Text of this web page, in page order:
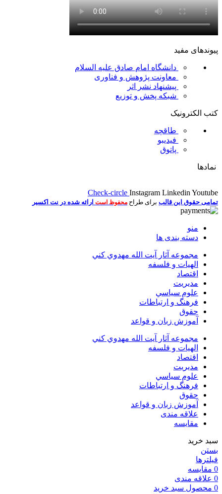
پیوندهای مفید
دانشگاه امام صادق علیه السلام
معاونت پژوهش و فناوری
پیشنهاد نشر اثر
شبکه پخش و توزیع
کتب الکترونیک
طاقچه
فیدیبو
پاتوق
نمادها
Check-circle Instagram Linkedin Youtube
تمامی حقوق این قالب برای طراح محفوظ است ارائه شده در نت اکسیر
منو
دسته بندی ها
مجموعه آثار آيت الله مهدوي كني
الهیات و فلسفه
اقتصاد
مديريت
علوم سياسي
فرهنگ و ارتباطات
حقوق
آموزش زبان و قواعد
مجموعه آثار آيت الله مهدوي كني
الهیات و فلسفه
اقتصاد
مديريت
علوم سياسي
فرهنگ و ارتباطات
حقوق
آموزش زبان و قواعد
علاقه مندی
مقایسه
سبد خرید
بستن
فیلترها
0 مقایسه
0 علاقه مندی
0 محصول سبد خرید